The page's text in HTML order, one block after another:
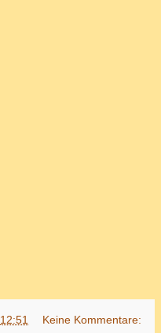
12:51 Keine Kommentare: